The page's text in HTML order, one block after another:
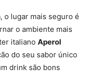
o lugar mais seguro é
o ambiente mais
italiano Aperol
do seu sabor único
drink são bons